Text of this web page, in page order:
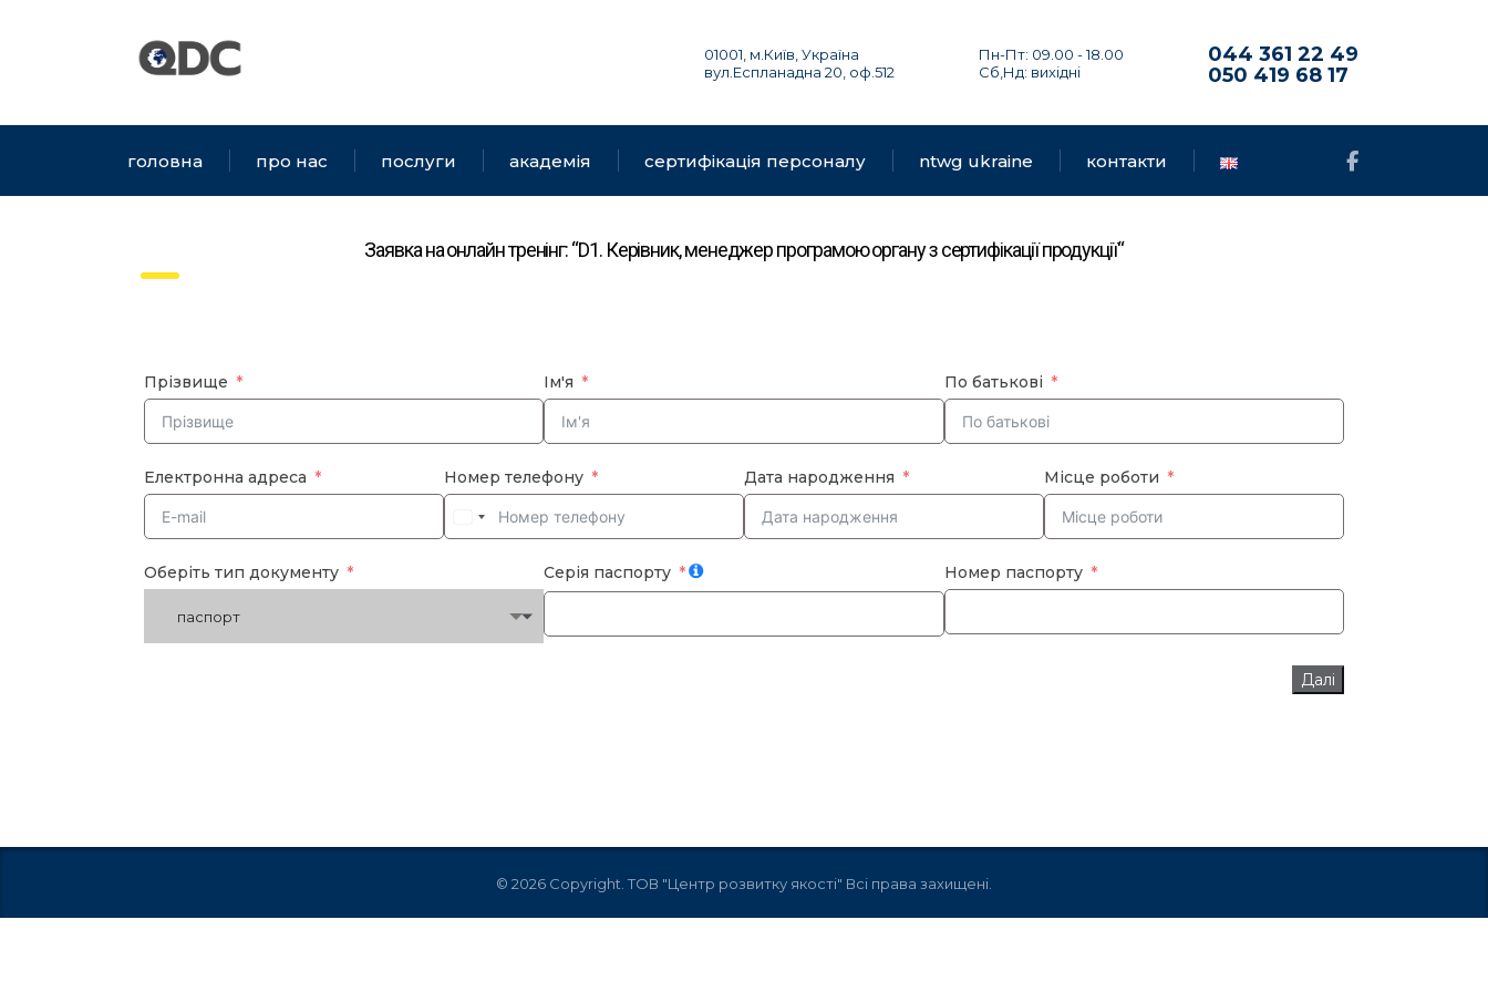
044 361 22 49
050 419 68 17
Пн-Пт: 09.00 - 18.00
Сб,Нд: вихідні
01001, м.Київ, Україна
вул.Еспланадна 20, оф.512
головна про нас послуги академія сертифікація персоналу ntwg ukraine контакти
Заявка на онлайн тренінг: “D1. Керівник, менеджер програмою органу з сертифікації продукції“
Прізвище Ім'я По батькові
Електронна адреса Номер телефону Дата народження Місце роботи
Оберіть тип документу
паспорт
Серія паспорту Номер паспорту
Далі
© 2026 Copyright. ТОВ "Центр розвитку якості" Всі права захищені.